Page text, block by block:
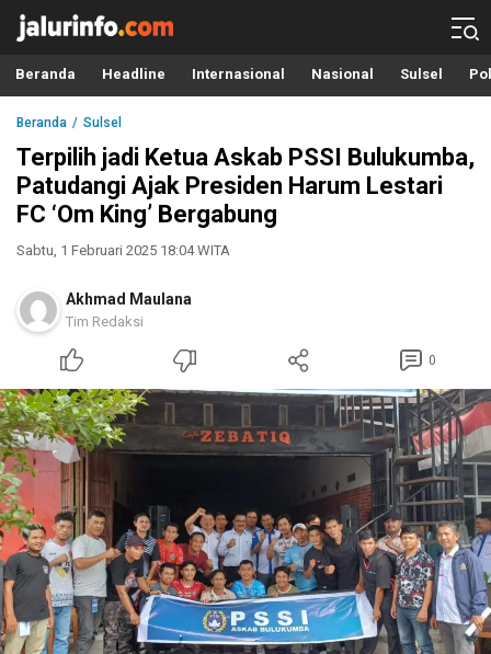
Info Terbaru, Berita Terkini Hari Ini, Jalurinfo.com
Terkini, Akurat dan Terpercaya
Beranda Headline Internasional Nasional Sulsel
Beranda Sulsel
Terpilih jadi Ketua Askab PSSI Bulukumba,
Patudangi Ajak Presiden Harum Lestari
FC ‘Om King’ Bergabung
Sabtu, 1 Februari 2025 18:04 WITA
Akhmad Maulana
Tim Redaksi
0